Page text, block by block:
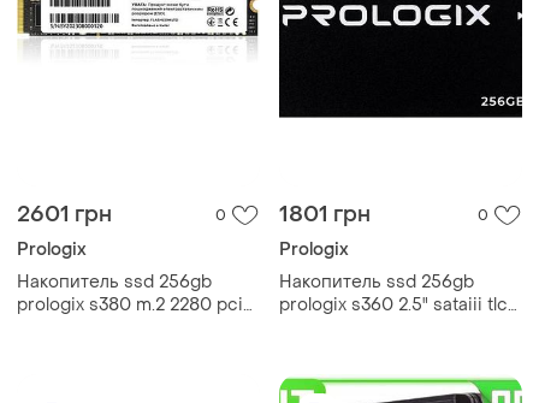
2601 грн 0
Prologix
Накопитель ssd 256gb
prologix s380 m.2 2280 pcie
1801 грн 0
Prologix
Накопитель ssd 256gb
prologix s360 2.5" sataiii tlc